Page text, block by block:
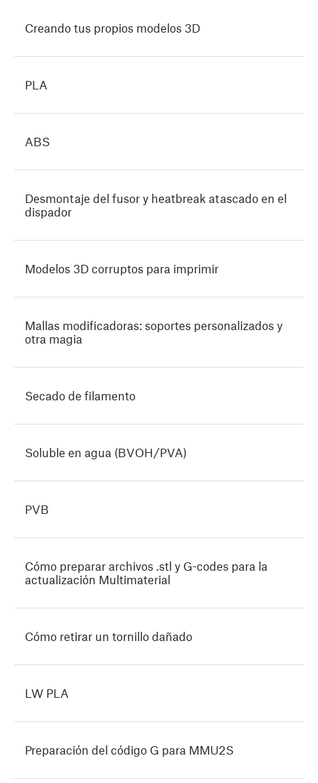
Creando tus propios modelos 3D
PLA
ABS
Desmontaje del fusor y heatbreak atascado en el
dispador
Modelos 3D corruptos para imprimir
Mallas modificadoras: soportes personalizados y
otra magia
Secado de filamento
Soluble en agua (BVOH/PVA)
PVB
Cómo preparar archivos .stl y G-codes para la
actualización Multimaterial
Cómo retirar un tornillo dañado
LW PLA
Preparación del código G para MMU2S